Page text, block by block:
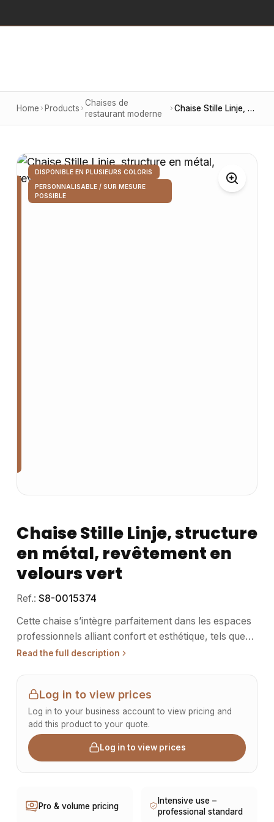
Home Products
Chaises de
restaurant moderne
Chaise Stille Linje, structure en métal, revêtement en velours vert
DISPONIBLE EN PLUSIEURS COLORIS
PERSONNALISABLE / SUR MESURE
POSSIBLE
Chaise Stille Linje, structure
en métal, revêtement en
velours vert
Ref.: S8-0015374
Cette chaise s’intègre parfaitement dans les espaces
professionnels alliant confort et esthétique, tels que
les restaurants, les salles de réunion ou les espaces
les environnements de restauration, d’hôtellerie et
d’événementiel, cette chaise offre une assise
confortable tout en apportant une touche de
modernité. Elle convient également aux espaces de
travail souhaitant un mobilier à la fois élégant et
robuste. Son design polyvalent facilite son intégration
dans différents styles d’aménagement. • Structure /
traité avec une finition époxy imitant le bois,
Read the full description
Log in to view prices
Log in to your business account to view pricing and
add this product to your quote.
Log in to view prices
Pro & volume pricing
Intensive use –
professional standard